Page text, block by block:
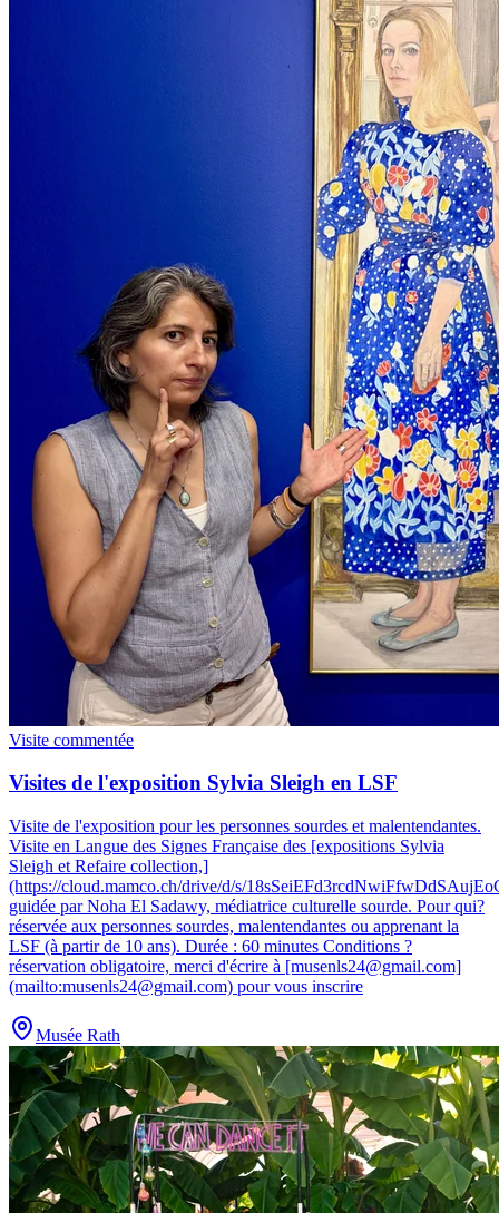
Visite commentée
Visites de l'exposition Sylvia Sleigh en LSF
Visite de l'exposition pour les personnes sourdes et malentendantes.
Visite en Langue des Signes Française des [expositions Sylvia
Sleigh et Refaire collection,]
(https://cloud.mamco.ch/drive/d/s/
guidée par Noha El Sadawy, médiatrice culturelle sourde. Pour qui?
réservée aux personnes sourdes, malentendantes ou apprenant la
LSF (à partir de 10 ans). Durée : 60 minutes Conditions ?
réservation obligatoire, merci d'écrire à [musenls24@gmail.com]
(mailto:musenls24@gmail.com) pour vous inscrire
Musée Rath